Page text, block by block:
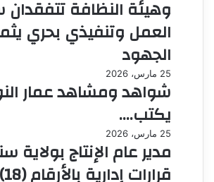
وهيئة النظافة تتفقدان
العمل وتنفيذي بحري
الجهود
25 مارس، 2026
شواهد ومشاهد عمار
يكتب….
25 مارس، 2026
مدير عام الإنتاج بولاية